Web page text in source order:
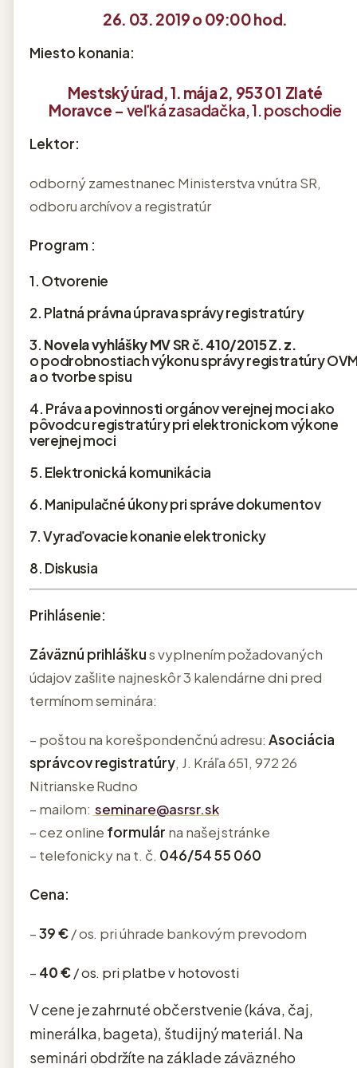
26. 03. 2019 o 09:00 hod.
Miesto konania:
Mestský úrad, 1. mája 2, 953 01 Zlaté
Moravce – veľká zasadačka, 1. poschodie
Lektor:
odborný zamestnanec Ministerstva vnútra SR,
odboru archívov a registratúr
Program :
1. Otvorenie
2. Platná právna úprava správy registratúry
3. Novela vyhlášky MV SR č. 410/2015 Z. z.
o podrobnostiach výkonu správy registratúry
a o tvorbe spisu
4. Práva a povinnosti orgánov verejnej moci ako
pôvodcu registratúry pri elektronickom výkone
verejnej moci
5. Elektronická komunikácia
6. Manipulačné úkony pri správe dokumentov
7. Vyraďovacie konanie elektronicky
8. Diskusia
Prihlásenie:
Záväznú prihláškus vyplnením požadovaných
údajov zašlite najneskôr 3 kalendárne dni pred
termínom seminára:
– poštou na korešpondenčnú adresu:Asociácia
správcov registratúry, J. Kráľa 651, 972 26
Nitrianske Rudno
– mailom: seminare@asrsr.sk
– cez online formulár na našej stránke
– telefonicky na t. č. 046/54 55 060
Cena:
–39 €/ os. pri úhrade bankovým prevodom
– 40 €/ os. pri platbe v hotovosti
V cene je zahrnuté občerstvenie (káva, čaj,
minerálka, bageta), študijný materiál. Na
seminári obdržíte na základe záväzného